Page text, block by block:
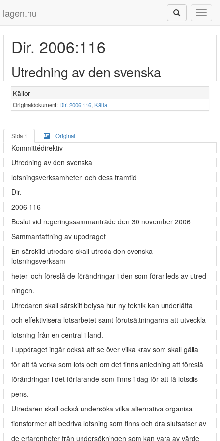
lagen.nu
Dir. 2006:116
Utredning av den svenska
Källor
Originaldokument: Dir. 2006:116, Källa
Sida 1 Original
Kommittédirektiv
Utredning av den svenska
lotsningsverksamheten och dess framtid
Dir.
2006:116
Beslut vid regeringssammanträde den 30 november 2006
Sammanfattning av uppdraget
En särskild utredare skall utreda den svenska
lotsningsverksam-
heten och föreslå de förändringar i den som föranleds av utred-
ningen.
Utredaren skall särskilt belysa hur ny teknik kan underlätta
och effektivisera lotsarbetet samt förutsättningarna att utveckla
lotsning från en central i land.
I uppdraget ingår också att se över vilka krav som skall gälla
för att få verka som lots och om det finns anledning att föreslå
förändringar i det förfarande som finns i dag för att få lotsdis-
pens.
Utredaren skall också undersöka vilka alternativa organisa-
tionsformer att bedriva lotsning som finns och dra slutsatser av
de erfarenheter från undersökningen som kan vara av värde